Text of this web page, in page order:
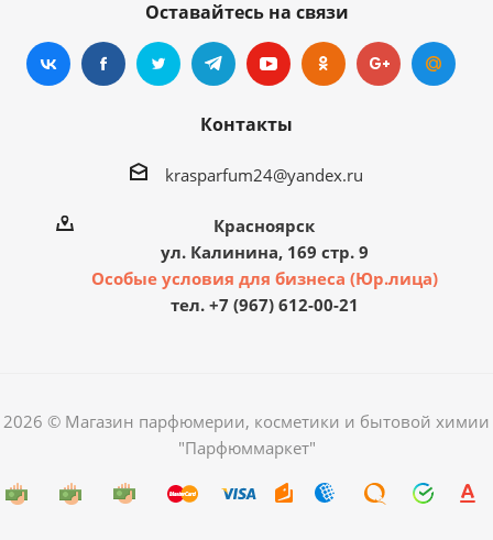
Оставайтесь на связи
Контакты
krasparfum24@yandex.ru
Красноярск
ул. Калинина, 169 стр. 9
Особые условия для бизнеса (Юр.лица)
тел. +7 (967) 612-00-21
2026 © Магазин парфюмерии, косметики и бытовой химии
"Парфюммаркет"